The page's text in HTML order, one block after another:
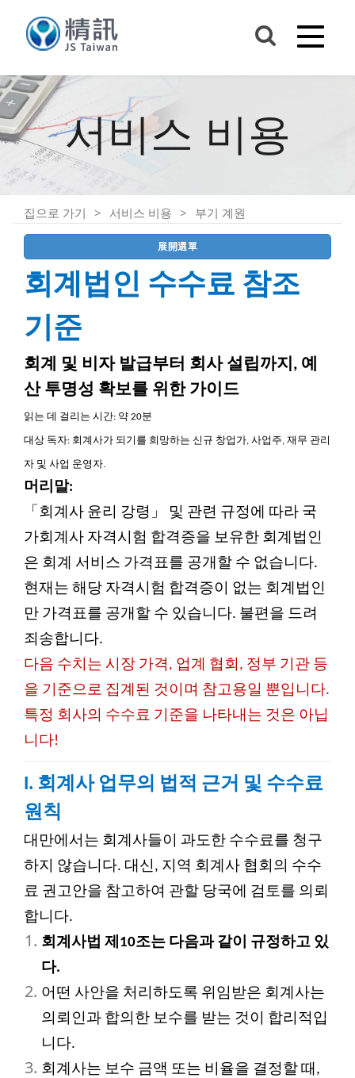
서비스 비용
집으로 가기 서비스 비용 부기 계원
展開選單
회계법인 수수료 참조
기준
회계 및 비자 발급부터 회사 설립까지, 예
산 투명성 확보를 위한 가이드
읽는 데 걸리는 시간: 약 20분
대상 독자: 회계사가 되기를 희망하는 신규 창업가, 사업주, 재무 관리
자 및 사업 운영자.
머리말:
「회계사 윤리 강령」 및 관련 규정에 따라 국
가회계사 자격시험 합격증을 보유한 회계법인
은 회계 서비스 가격표를 공개할 수 없습니다.
현재는 해당 자격시험 합격증이 없는 회계법인
만 가격표를 공개할 수 있습니다. 불편을 드려
죄송합니다.
다음 수치는 시장 가격, 업계 협회, 정부 기관 등
을 기준으로 집계된 것이며 참고용일 뿐입니다.
특정 회사의 수수료 기준을 나타내는 것은 아닙
니다!
I. 회계사 업무의 법적 근거 및 수수료
원칙
대만에서는 회계사들이 과도한 수수료를 청구
하지 않습니다. 대신, 지역 회계사 협회의 수수
료 권고안을 참고하여 관할 당국에 검토를 의뢰
합니다.
회계사법 제10조는 다음과 같이 규정하고 있
다.
어떤 사안을 처리하도록 위임받은 회계사는
의뢰인과 합의한 보수를 받는 것이 합리적입
니다.
회계사는 보수 금액 또는 비율을 결정할 때,